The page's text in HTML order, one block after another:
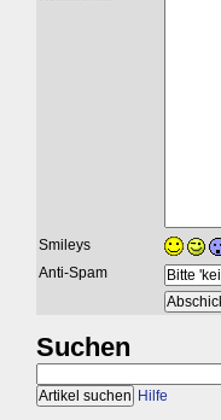
Smileys
Anti-Spam
Suchen
Hilfe